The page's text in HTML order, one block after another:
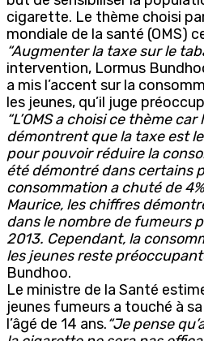
cigarette. Le thème choisi
mondiale de la santé (OMS)
“Augmenter la taxe sur le
intervention, Lormus
a mis l’accent sur la
les jeunes, qu’il juge
“L’OMS a choisi ce thème
démontrent que la taxe est
pour pouvoir réduire la
été démontré dans certains
consommation a chuté de
Maurice, les chiffres
dans le nombre de fumeurs
2013. Cependant, la
les jeunes reste
Bundhoo.
Le ministre de la Santé
jeunes fumeurs a touché à
l’âgé de 14 ans.“Je pense